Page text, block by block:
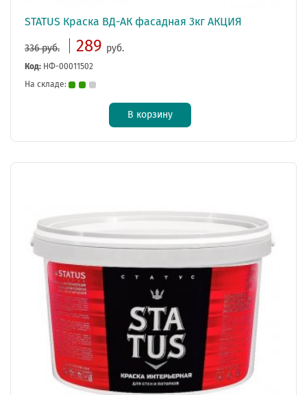
STATUS Краска ВД-АК фасадная 3кг АКЦИЯ
336 руб. 289 руб.
Код: НФ-00011502
На складе:
В корзину